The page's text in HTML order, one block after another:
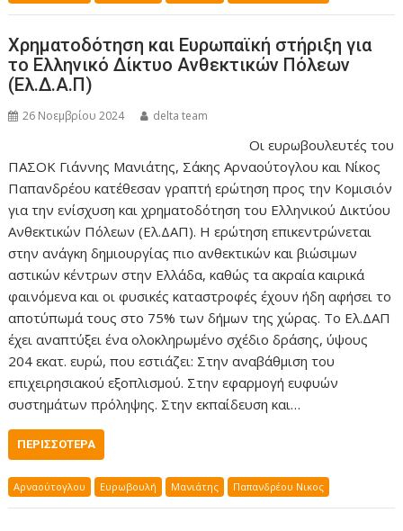
Χρηματοδότηση και Ευρωπαϊκή στήριξη για
το Ελληνικό Δίκτυο Ανθεκτικών Πόλεων
(Ελ.Δ.Α.Π)
26 Νοεμβρίου 2024 delta team
Οι ευρωβουλευτές του
ΠΑΣΟΚ Γιάννης Μανιάτης, Σάκης Αρναούτογλου και Νίκος
Παπανδρέου κατέθεσαν γραπτή ερώτηση προς την Κομισιόν
για την ενίσχυση και χρηματοδότηση του Ελληνικού Δικτύου
Ανθεκτικών Πόλεων (Ελ.ΔΑΠ). Η ερώτηση επικεντρώνεται
στην ανάγκη δημιουργίας πιο ανθεκτικών και βιώσιμων
αστικών κέντρων στην Ελλάδα, καθώς τα ακραία καιρικά
φαινόμενα και οι φυσικές καταστροφές έχουν ήδη αφήσει το
αποτύπωμά τους στο 75% των δήμων της χώρας. Το Ελ.ΔΑΠ
έχει αναπτύξει ένα ολοκληρωμένο σχέδιο δράσης, ύψους
204 εκατ. ευρώ, που εστιάζει: Στην αναβάθμιση του
επιχειρησιακού εξοπλισμού. Στην εφαρμογή ευφυών
συστημάτων πρόληψης. Στην εκπαίδευση και…
ΠΕΡΙΣΣΌΤΕΡΑ
Αρναούτογλου Ευρωβουλή Μανιάτης Παπανδρέου Νικος